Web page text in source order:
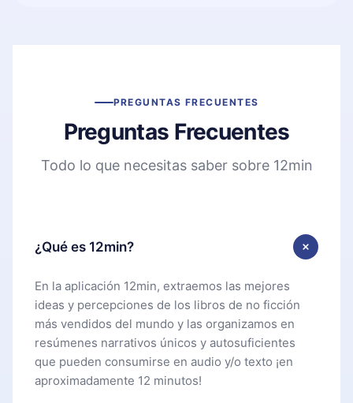
PREGUNTAS FRECUENTES
Preguntas Frecuentes
Todo lo que necesitas saber sobre 12min
¿Qué es 12min?
En la aplicación 12min, extraemos las mejores
ideas y percepciones de los libros de no ficción
más vendidos del mundo y las organizamos en
resúmenes narrativos únicos y autosuficientes
que pueden consumirse en audio y/o texto ¡en
aproximadamente 12 minutos!